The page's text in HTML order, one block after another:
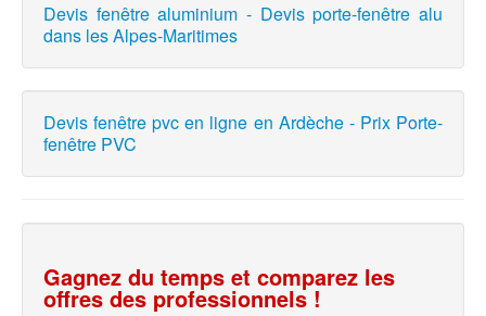
Devis fenêtre aluminium - Devis porte-fenêtre alu
dans les Alpes-Maritimes
Devis fenêtre pvc en ligne en Ardèche - Prix Porte-
fenêtre PVC
Gagnez du temps et comparez les
offres des professionnels !